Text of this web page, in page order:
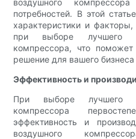
воздушного
потребностей. В этой
характеристики и
при выборе лучшего
компрессора, что
решение для вашего
Эффективность и
При выборе лучшего
компрессора
эффективность и
воздушного